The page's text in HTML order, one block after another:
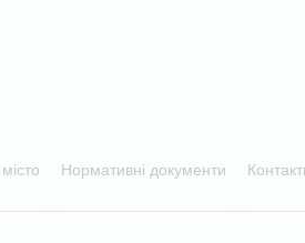
Нормативні документи